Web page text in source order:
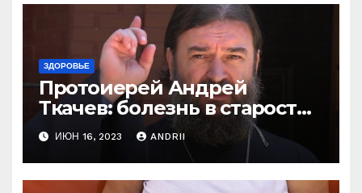
ЗДОРОВЬЕ
Протоиерей Андрей
Ткачев: болезнь в старости
— это расплата за грехи?
Вот те раз!
ИЮН 16, 2023 ANDRII